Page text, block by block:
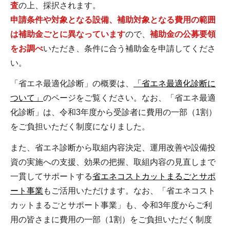
査の上、採択されます。
申請条件や対象となる設備、補助対象となる費用の範囲
は補助金ごとに異なっていますので、 補助金の公募要領
をお調べいただき、条件に合う補助金を申請してくださ
い。
「省エネ最適化診断」の概要は、
「省エネ最適化診断に
ついて」 のページをご覧ください。なお、「省エネ最適
化診断」は、令和3年度から受診者に費用の一部（1割）
をご負担いただく制度になりました。
また、省エネ診断から取組内容決定、運用改善や設備投
資の実施への支援、効果の把握、取組内容の見直しまで
一貫してサポートする省エネコストカットまるごとサポ
ート事業 もご活用いただけます。なお、「省エネコスト
カットまるごとサポート事業」も、令和3年度からご利
用の皆さまに費用の一部（1割）をご負担いただく制度